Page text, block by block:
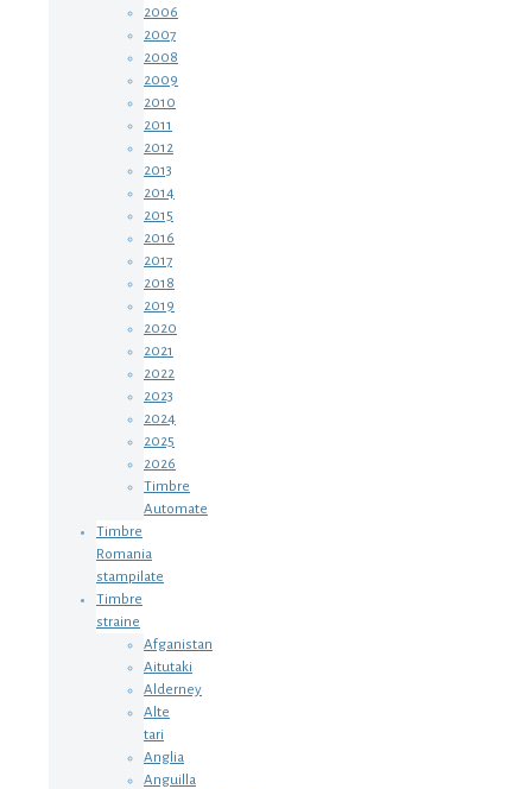
2006
2007
2008
2009
2010
2011
2012
2013
2014
2015
2016
2017
2018
2019
2020
2021
2022
2023
2024
2025
2026
Timbre
Automate
Timbre
Romania
stampilate
Timbre
straine
Afganistan
Aitutaki
Alderney
Alte
tari
Anglia
Anguilla